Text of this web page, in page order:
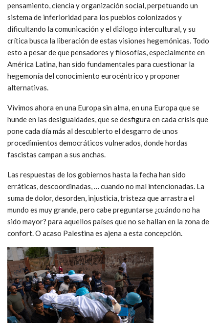
pensamiento, ciencia y organización social, perpetuando un
sistema de inferioridad para los pueblos colonizados y
dificultando la comunicación y el diálogo intercultural, y su
crítica busca la liberación de estas visiones hegemónicas. Todo
esto a pesar de que pensadores y filosofías, especialmente en
América Latina, han sido fundamentales para cuestionar la
hegemonía del conocimiento eurocéntrico y proponer
alternativas.
Vivimos ahora en una Europa sin alma, en una Europa que se
hunde en las desigualdades, que se desfigura en cada crisis que
pone cada día más al descubierto el desgarro de unos
procedimientos democráticos vulnerados, donde hordas
fascistas campan a sus anchas.
Las respuestas de los gobiernos hasta la fecha han sido
erráticas, descoordinadas, … cuando no mal intencionadas. La
suma de dolor, desorden, injusticia, tristeza que arrastra el
mundo es muy grande, pero cabe preguntarse ¿cuándo no ha
sido mayor? para aquellos países que no se hallan en la zona de
confort. O acaso Palestina es ajena a esta concepción.